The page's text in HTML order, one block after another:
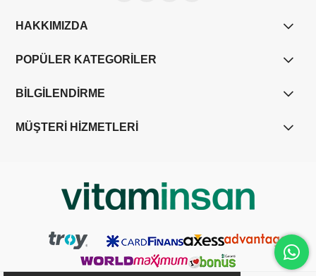
HAKKIMIZDA
POPÜLER KATEGORİLER
BİLGİLENDİRME
MÜŞTERİ HİZMETLERİ